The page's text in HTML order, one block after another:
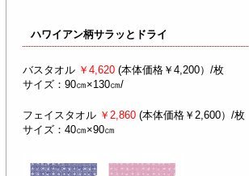
ハワイアン柄サラッとドライ
バスタオル ￥4,620 (本体価格￥4,200）/枚
サイズ：90㎝×130㎝/
フェイスタオル ￥2,860 (本体価格￥2,600）/枚
サイズ：40㎝×90㎝